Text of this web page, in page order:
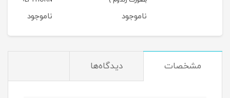
مشخصات دیدگاه‌ها